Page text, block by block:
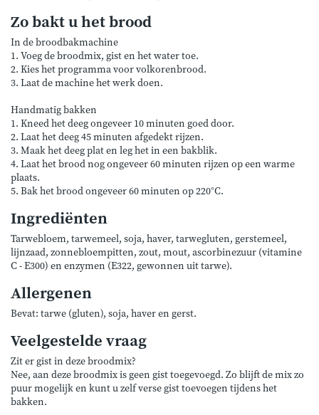
Zo bakt u het brood
In de broodbakmachine
1. Voeg de broodmix, gist en het water toe.
2. Kies het programma voor volkorenbrood.
3. Laat de machine het werk doen.
Handmatig bakken
1. Kneed het deeg ongeveer 10 minuten goed door.
2. Laat het deeg 45 minuten afgedekt rijzen.
3. Maak het deeg plat en leg het in een bakblik.
4. Laat het brood nog ongeveer 60 minuten rijzen op een warme
plaats.
5. Bak het brood ongeveer 60 minuten op 220°C.
Ingrediënten
Tarwebloem, tarwemeel, soja, haver, tarwegluten, gerstemeel,
lijnzaad, zonnebloempitten, zout, mout, ascorbinezuur (vitamine
C - E300) en enzymen (E322, gewonnen uit tarwe).
Allergenen
Bevat: tarwe (gluten), soja, haver en gerst.
Veelgestelde vraag
Zit er gist in deze broodmix?
Nee, aan deze broodmix is geen gist toegevoegd. Zo blijft de mix zo
puur mogelijk en kunt u zelf verse gist toevoegen tijdens het
bakken.